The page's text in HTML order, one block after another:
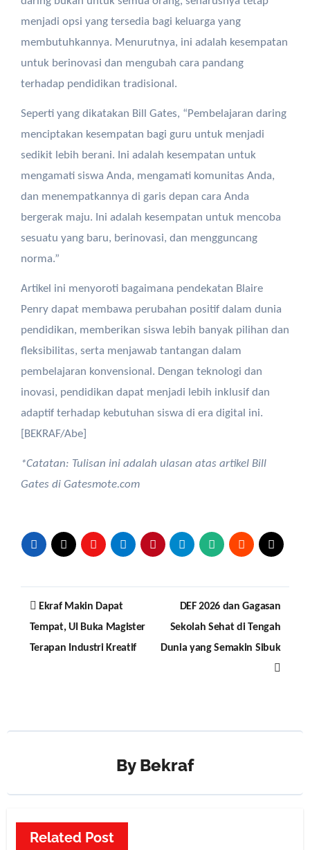
menjadi opsi yang tersedia bagi keluarga yang
membutuhkannya. Menurutnya, ini adalah kesempatan
untuk berinovasi dan mengubah cara pandang
terhadap pendidikan tradisional.
Seperti yang dikatakan Bill Gates, “Pembelajaran daring
menciptakan kesempatan bagi guru untuk menjadi
sedikit lebih berani. Ini adalah kesempatan untuk
mengamati siswa Anda, mengamati komunitas Anda,
dan menempatkannya di garis depan cara Anda
bergerak maju. Ini adalah kesempatan untuk mencoba
sesuatu yang baru, berinovasi, dan mengguncang
norma.”
Artikel ini menyoroti bagaimana pendekatan Blaire
Penry dapat membawa perubahan positif dalam dunia
pendidikan, memberikan siswa lebih banyak pilihan dan
fleksibilitas, serta menjawab tantangan dalam
pembelajaran konvensional. Dengan teknologi dan
inovasi, pendidikan dapat menjadi lebih inklusif dan
adaptif terhadap kebutuhan siswa di era digital ini.
[BEKRAF/Abe]
*Catatan: Tulisan ini adalah ulasan atas artikel Bill
Gates di Gatesmote.com
Post
navigation
Ekraf Makin Dapat
Tempat, UI Buka Magister
Terapan Industri Kreatif
DEF 2026 dan Gagasan
Sekolah Sehat di Tengah
Dunia yang Semakin Sibuk
By Bekraf
Related Post